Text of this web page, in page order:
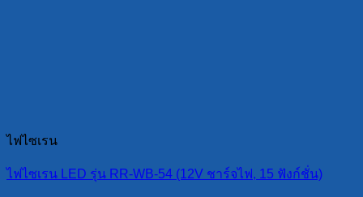
ไฟไซเรน
ไฟไซเรน LED รุ่น RR-WB-54 (12V ชาร์จไฟ, 15 ฟังก์ชั่น)